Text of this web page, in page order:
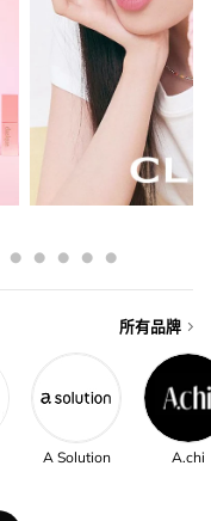
所有品牌
A Solution A.chi